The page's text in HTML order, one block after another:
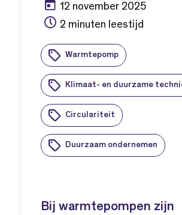
12 november 2025
2 minuten leestijd
Warmtepomp
Klimaat- en duurzame
Circulariteit
Duurzaam ondernemen
Bij warmtepompen zijn